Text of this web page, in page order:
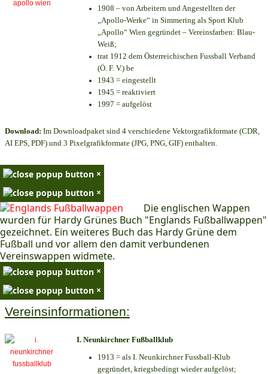
1908 – von Arbeitern und Angestellten der
„Apollo-Werke“ in Simmering als Sport Klub
„Apollo“ Wien gegründet – Vereinsfarben: Blau-
Weiß;
trat 1912 dem Österreichischen Fussball Verband
(Ö. F. V.) be
1943 = eingestellt
1945 = reaktiviert
1997 = aufgelöst
Download: Im Downloadpaket sind 4 verschiedene Vektorgrafikformate (CDR,
AI EPS, PDF) und 3 Pixelgrafikformate (JPG, PNG, GIF) enthalten.
×
×
Die englischen Wappen
wurden für Hardy Grünes Buch "Englands Fußballwappen"
gezeichnet. Ein weiteres Buch das Hardy Grüne dem
Fußball und vor allem den damit verbundenen
Vereinswappen widmete.
×
×
Vereinsinformationen:
I. Neunkirchner Fußballklub
1913 = als I. Neunkirchner Fussball-Klub
gegründet, kriegsbedingt wieder aufgelöst;